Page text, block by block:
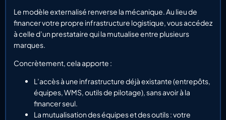
Le modèle externalisé renverse la mécanique. Au lieu de
financer votre propre infrastructure logistique, vous accédez
à celle d’un prestataire qui la mutualise entre plusieurs
marques.
Concrètement, cela apporte :
L’accès à une infrastructure déjà existante (entrepôts,
équipes, WMS, outils de pilotage), sans avoir à la
financer seul.
La mutualisation des équipes et des outils : votre